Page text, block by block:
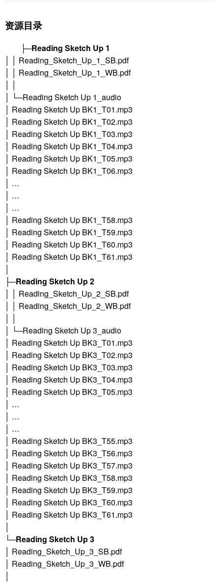
资源目录
├─Reading Sketch Up 1
│ │ Reading_Sketch_Up_1_SB.pdf
│ │ Reading_Sketch_Up_1_WB.pdf
│ └─Reading Sketch Up 1_audio
│ Reading Sketch Up BK1_T01.mp3
│ Reading Sketch Up BK1_T02.mp3
│ Reading Sketch Up BK1_T03.mp3
│ Reading Sketch Up BK1_T04.mp3
│ Reading Sketch Up BK1_T05.mp3
│ Reading Sketch Up BK1_T06.mp3
│ …
│ …
│ …
│ Reading Sketch Up BK1_T58.mp3
│ Reading Sketch Up BK1_T59.mp3
│ Reading Sketch Up BK1_T60.mp3
│ Reading Sketch Up BK1_T61.mp3
├─Reading Sketch Up 2
│ │ Reading_Sketch_Up_2_SB.pdf
│ │ Reading_Sketch_Up_2_WB.pdf
│ └─Reading Sketch Up 3_audio
│ Reading Sketch Up BK3_T01.mp3
│ Reading Sketch Up BK3_T02.mp3
│ Reading Sketch Up BK3_T03.mp3
│ Reading Sketch Up BK3_T04.mp3
│ Reading Sketch Up BK3_T05.mp3
│ …
│ …
│ …
│ Reading Sketch Up BK3_T55.mp3
│ Reading Sketch Up BK3_T56.mp3
│ Reading Sketch Up BK3_T57.mp3
│ Reading Sketch Up BK3_T58.mp3
│ Reading Sketch Up BK3_T59.mp3
│ Reading Sketch Up BK3_T60.mp3
│ Reading Sketch Up BK3_T61.mp3
└─Reading Sketch Up 3
│ Reading_Sketch_Up_3_SB.pdf
│ Reading_Sketch_Up_3_WB.pdf